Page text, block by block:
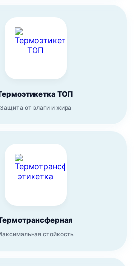
ТОП
Защита от влаги и жира
стойкость